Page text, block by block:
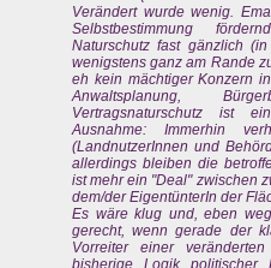
Verändert wurde wenig.
Selbstbestimmung
Naturschutz fast gänzlich
wenigstens ganz am Rande
eh kein mächtiger Konzern
Anwaltsplanung,
Vertragsnaturschutz ist
Ausnahme: Immerhin
(LandnutzerInnen und
allerdings bleiben die
ist mehr ein "Deal" zwischen
dem/der EigentünterIn der
Es wäre klug und, eben
gerecht, wenn gerade der
Vorreiter einer